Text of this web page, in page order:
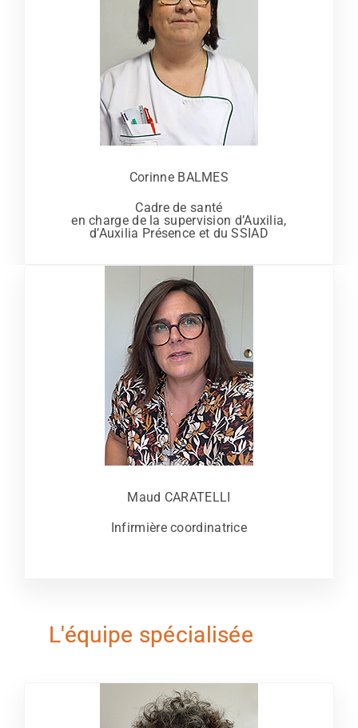
Corinne BALMES
Cadre de santé
en charge de la supervision d’Auxilia,
d’Auxilia Présence et du SSIAD
Maud CARATELLI
Infirmière coordinatrice
L'équipe spécialisée